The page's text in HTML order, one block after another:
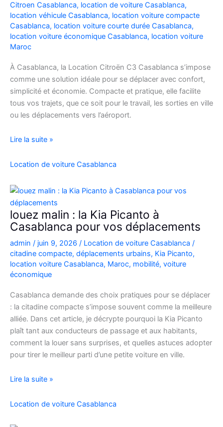
Citroen Casablanca, location de voiture Casablanca,
location véhicule Casablanca, location voiture compacte
Casablanca, location voiture courte durée Casablanca,
location voiture économique Casablanca, location voiture
Maroc
À Casablanca, la Location Citroën C3 Casablanca s’impose
comme une solution idéale pour se déplacer avec confort,
simplicité et économie. Compacte et pratique, elle facilite
tous vos trajets, que ce soit pour le travail, les sorties en ville
ou les déplacements vers l’aéroport.
Location
voiture
C3
à
Casablanca
Lire la suite »
Location de voiture Casablanca
louez malin : la Kia Picanto à
Casablanca pour vos déplacements
admin / juin 9, 2026 / Location de voiture Casablanca /
citadine compacte, déplacements urbains, Kia Picanto,
location voiture Casablanca, Maroc, mobilité, voiture
économique
Casablanca demande des choix pratiques pour se déplacer
: la citadine compacte s’impose souvent comme la meilleure
alliée. Dans cet article, je décrypte pourquoi la Kia Picanto
plaît tant aux conducteurs de passage et aux habitants,
comment la louer sans surprises, et quelles astuces adopter
pour tirer le meilleur parti d’une petite voiture en ville.
louez
:
Lire la suite »
Location de voiture Casablanca